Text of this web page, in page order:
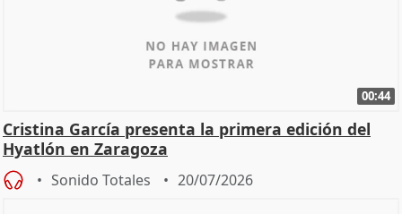
00:44
Cristina García presenta la primera edición del
Hyatlón en Zaragoza
Sonido Totales 20/07/2026